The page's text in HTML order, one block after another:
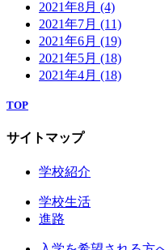
2021年8月 (4)
2021年7月 (11)
2021年6月 (19)
2021年5月 (18)
2021年4月 (18)
TOP
サイトマップ
学校紹介
学校生活
進路